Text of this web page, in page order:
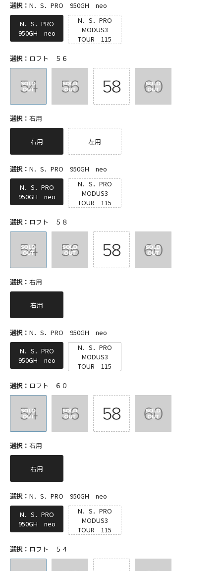
選択： N．S．PRO 950GH neo
N．S．PRO
950GH neo
N．S．PRO
MODUS3
TOUR 115
選択： ロフト ５６
選択： 右用
右用 左用
選択： N．S．PRO 950GH neo
N．S．PRO
950GH neo
N．S．PRO
MODUS3
TOUR 115
選択： ロフト ５８
選択： 右用
右用
選択： N．S．PRO 950GH neo
N．S．PRO
950GH neo
N．S．PRO
MODUS3
TOUR 115
選択： ロフト ６０
選択： 右用
右用
選択： N．S．PRO 950GH neo
N．S．PRO
950GH neo
N．S．PRO
MODUS3
TOUR 115
選択： ロフト ５４